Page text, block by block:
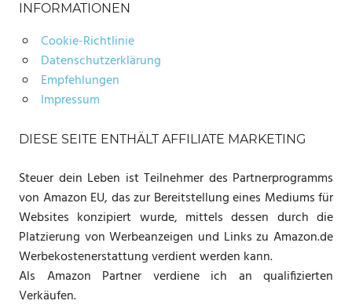
INFORMATIONEN
Cookie-Richtlinie
Datenschutzerklärung
Empfehlungen
Impressum
DIESE SEITE ENTHÄLT AFFILIATE MARKETING
Steuer dein Leben ist Teilnehmer des Partnerprogramms
von Amazon EU, das zur Bereitstellung eines Mediums für
Websites konzipiert wurde, mittels dessen durch die
Platzierung von Werbeanzeigen und Links zu Amazon.de
Werbekostenerstattung verdient werden kann.
Als Amazon Partner verdiene ich an qualifizierten
Verkäufen.